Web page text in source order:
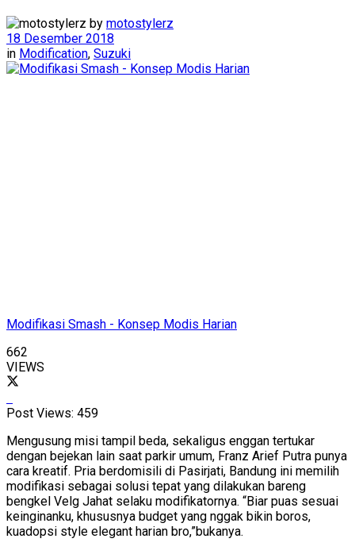
by motostylerz
18 Desember 2018
in Modification, Suzuki
Modifikasi Smash - Konsep Modis Harian
662
VIEWS
Post Views: 459
Mengusung misi tampil beda, sekaligus enggan tertukar
dengan bejekan lain saat parkir umum, Franz Arief Putra punya
cara kreatif. Pria berdomisili di Pasirjati, Bandung ini memilih
modifikasi sebagai solusi tepat yang dilakukan bareng
bengkel Velg Jahat selaku modifikatornya. “Biar puas sesuai
keinginanku, khususnya budget yang nggak bikin boros,
kuadopsi style elegant harian bro,”bukanya.